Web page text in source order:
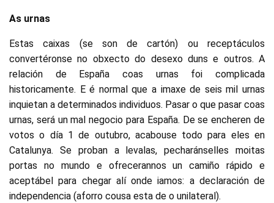
As urnas
Estas caixas (se son de cartón) ou receptáculos
convertéronse no obxecto do desexo duns e outros. A
relación de España coas urnas foi complicada
historicamente. E é normal que a imaxe de seis mil urnas
inquietan a determinados individuos. Pasar o que pasar coas
urnas, será un mal negocio para España. De se encheren de
votos o día 1 de outubro, acabouse todo para eles en
Catalunya. Se proban a levalas, pecharánselles moitas
portas no mundo e ofrecerannos un camiño rápido e
aceptábel para chegar alí onde iamos: a declaración de
independencia (aforro cousa esta de o unilateral).